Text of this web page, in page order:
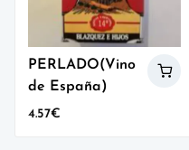
PERLADO(Vino
de España)
4.57€